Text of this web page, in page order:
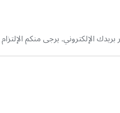
الإلكتروني. يرجى منكم الإلتزام